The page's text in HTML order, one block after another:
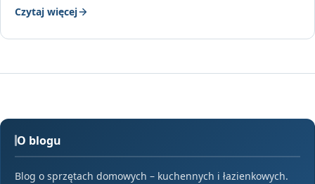
Czytaj więcej
O blogu
Blog o sprzętach domowych – kuchennych i łazienkowych.